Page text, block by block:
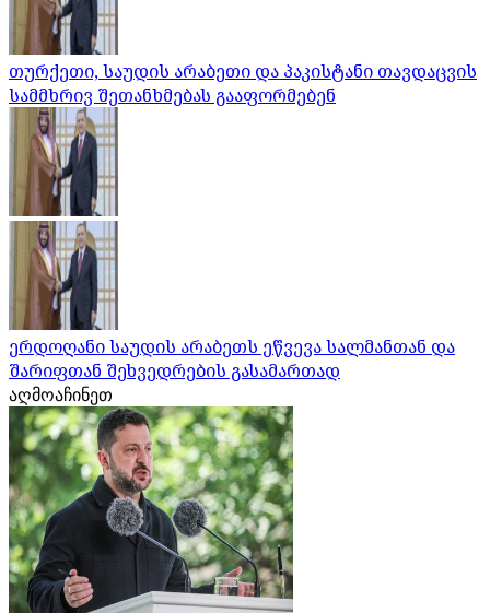
თურქეთი, საუდის არაბეთი და პაკისტანი თავდაცვის
სამმხრივ შეთანხმებას გააფორმებენ
ერდოღანი საუდის არაბეთს ეწვევა სალმანთან და
შარიფთან შეხვედრების გასამართად
აღმოაჩინეთ